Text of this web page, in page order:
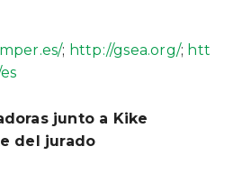
; http://gsea.org/; htt
junto a Kike
del jurado